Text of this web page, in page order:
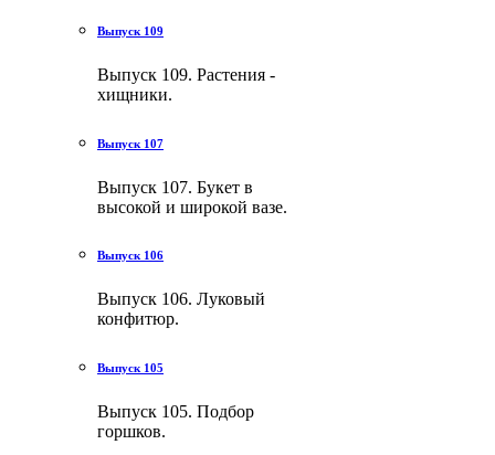
Выпуск 109
Выпуск 109. Растения -
хищники.
Выпуск 107
Выпуск 107. Букет в
высокой и широкой вазе.
Выпуск 106
Выпуск 106. Луковый
конфитюр.
Выпуск 105
Выпуск 105. Подбор
горшков.